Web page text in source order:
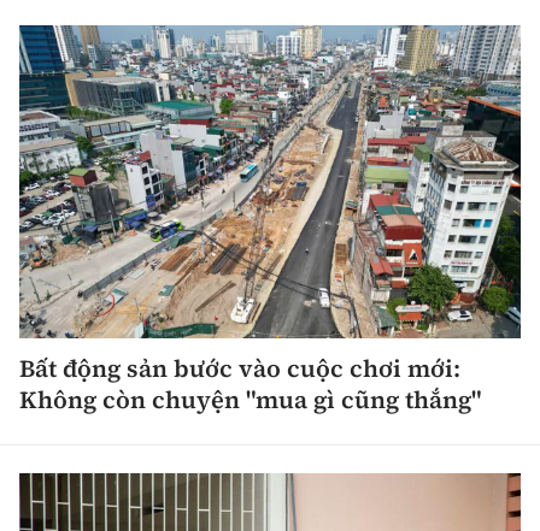
Bất động sản bước vào cuộc chơi mới:
Không còn chuyện "mua gì cũng thắng"